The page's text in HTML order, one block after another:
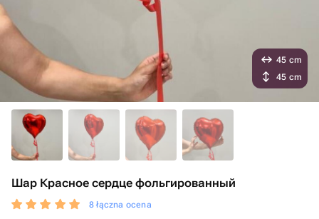
Шар Красное сердце фольгированный
8 łączna ocena
45 cm
45 cm